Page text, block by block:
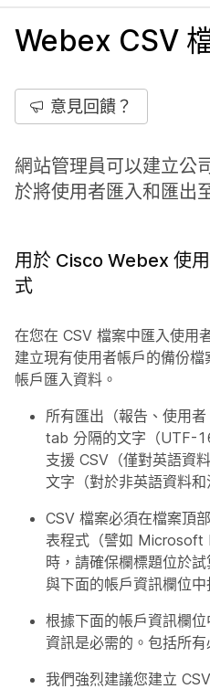
Webex CSV
意見回饋？
網站管理員可以建立公
於將使用者匯入和匯出
用於 Cisco Webex 使
式
在您在 CSV 檔案中匯入使用
建立現有使用者帳戶的備份
帳戶匯入資料。
所有匯出（報告、使用
tab 分隔的文字（UTF-
支援 CSV（僅對英語資
文字（對於非英語資料和
CSV 檔案必須在檔案頂
表程式（譬如 Microsoft
時，請確保欄標題位於
與下面的帳戶資訊欄位中
根據下面的帳戶資訊欄位
資訊是必需的。包括所有
我們強烈建議您建立